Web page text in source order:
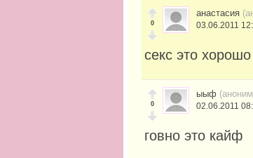
0
анастасия
03.06.2011
секс это
0
ыыф
02.06.2011
говно это кайф